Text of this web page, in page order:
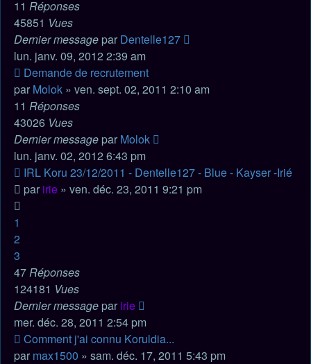
11 Réponses
45851 Vues
Dernier message par Dentelle127
lun. janv. 09, 2012 2:39 am
Demande de recrutement
par Molok » ven. sept. 02, 2011 2:10 am
11 Réponses
43026 Vues
Dernier message par Molok
lun. janv. 02, 2012 6:43 pm
IRL Koru 23/12/2011 - Dentelle127 - Blue - Kayser -Irié
par irie » ven. déc. 23, 2011 9:21 pm
1
2
3
47Réponses
124181 Vues
Dernier message par irie
mer. déc. 28, 2011 2:54 pm
Comment j'ai connu Koruldia...
par max1500 » sam. déc. 17, 2011 5:43 pm